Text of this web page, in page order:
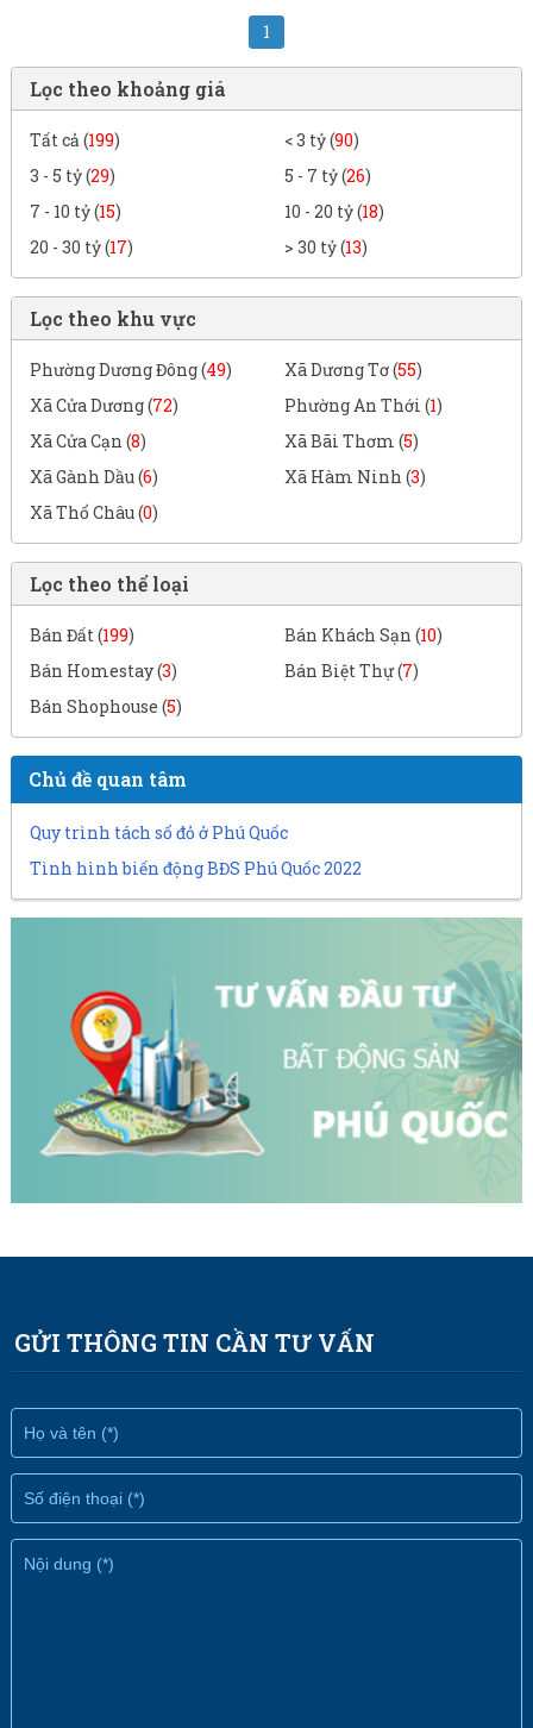
1
Lọc theo khoảng giá
Tất cả (199) < 3 tỷ (90)
3 - 5 tỷ (29) 5 - 7 tỷ (26)
7 - 10 tỷ (15) 10 - 20 tỷ (18)
20 - 30 tỷ (17) > 30 tỷ (13)
Lọc theo khu vực
Phường Dương Đông (49) Xã Dương Tơ (55)
Xã Cửa Dương (72) Phường An Thới (1)
Xã Cửa Cạn (8) Xã Bãi Thơm (5)
Xã Gành Dầu (6) Xã Hàm Ninh (3)
Xã Thổ Châu (0)
Lọc theo thể loại
Bán Đất (199) Bán Khách Sạn (10)
Bán Homestay (3) Bán Biệt Thự (7)
Bán Shophouse (5)
Chủ đề quan tâm
Quy trình tách sổ đỏ ở Phú Quốc
Tình hình biến động BĐS Phú Quốc 2022
GỬI THÔNG TIN CẦN TƯ VẤN